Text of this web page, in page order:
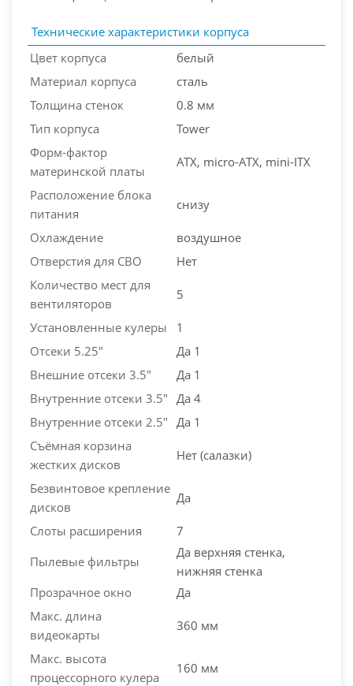
Технические характеристики корпуса
Цвет корпуса
белый
Материал корпуса
сталь
Толщина стенок
0.8 мм
Тип корпуса
Tower
Форм-фактор
материнской платы
ATX, micro-ATX, mini-ITX
Расположение блока
питания
снизу
Охлаждение
воздушное
Отверстия для СВО
Нет
Количество мест для
вентиляторов
5
Установленные кулеры
1
Отсеки 5.25"
Да 1
Внешние отсеки 3.5"
Да 1
Внутренние отсеки 3.5"
Да 4
Внутренние отсеки 2.5"
Да 1
Съёмная корзина
жестких дисков
Нет (салазки)
Безвинтовое крепление
дисков
Да
Слоты расширения
7
Пылевые фильтры
Да верхняя стенка,
нижняя стенка
Прозрачное окно
Да
Макс. длина
видеокарты
360 мм
Макс. высота
процессорного кулера
160 мм